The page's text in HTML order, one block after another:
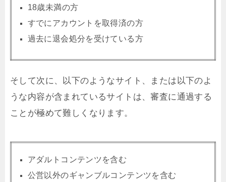
18歳未満の方
すでにアカウントを取得済の方
過去に退会処分を受けている方
そして次に、以下のようなサイト、または以下のよ
うな内容が含まれているサイトは、審査に通過する
ことが極めて難しくなります。
アダルトコンテンツを含む
公営以外のギャンブルコンテンツを含む